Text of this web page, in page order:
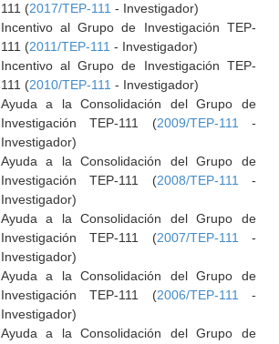
111 (2017/TEP-111 - Investigador)
Incentivo al Grupo de Investigación TEP-
111 (2011/TEP-111 - Investigador)
Incentivo al Grupo de Investigación TEP-
111 (2010/TEP-111 - Investigador)
Ayuda a la Consolidación del Grupo de
Investigación TEP-111 (2009/TEP-111
-
Investigador)
Ayuda a la Consolidación del Grupo de
Investigación TEP-111 (2008/TEP-111
-
Investigador)
Ayuda a la Consolidación del Grupo de
Investigación TEP-111 (2007/TEP-111
-
Investigador)
Ayuda a la Consolidación del Grupo de
Investigación TEP-111 (2006/TEP-111
-
Investigador)
Ayuda a la Consolidación del Grupo de